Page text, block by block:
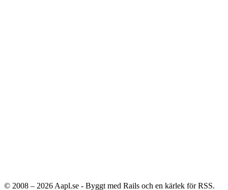
© 2008 – 2026 Aapl.se - Byggt med Rails och en kärlek för RSS.